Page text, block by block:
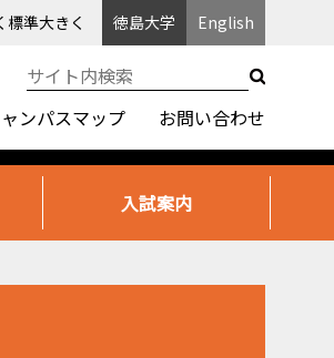
標準大きく 徳島大学 English
ンパスマップ お問い合わせ
入試案内